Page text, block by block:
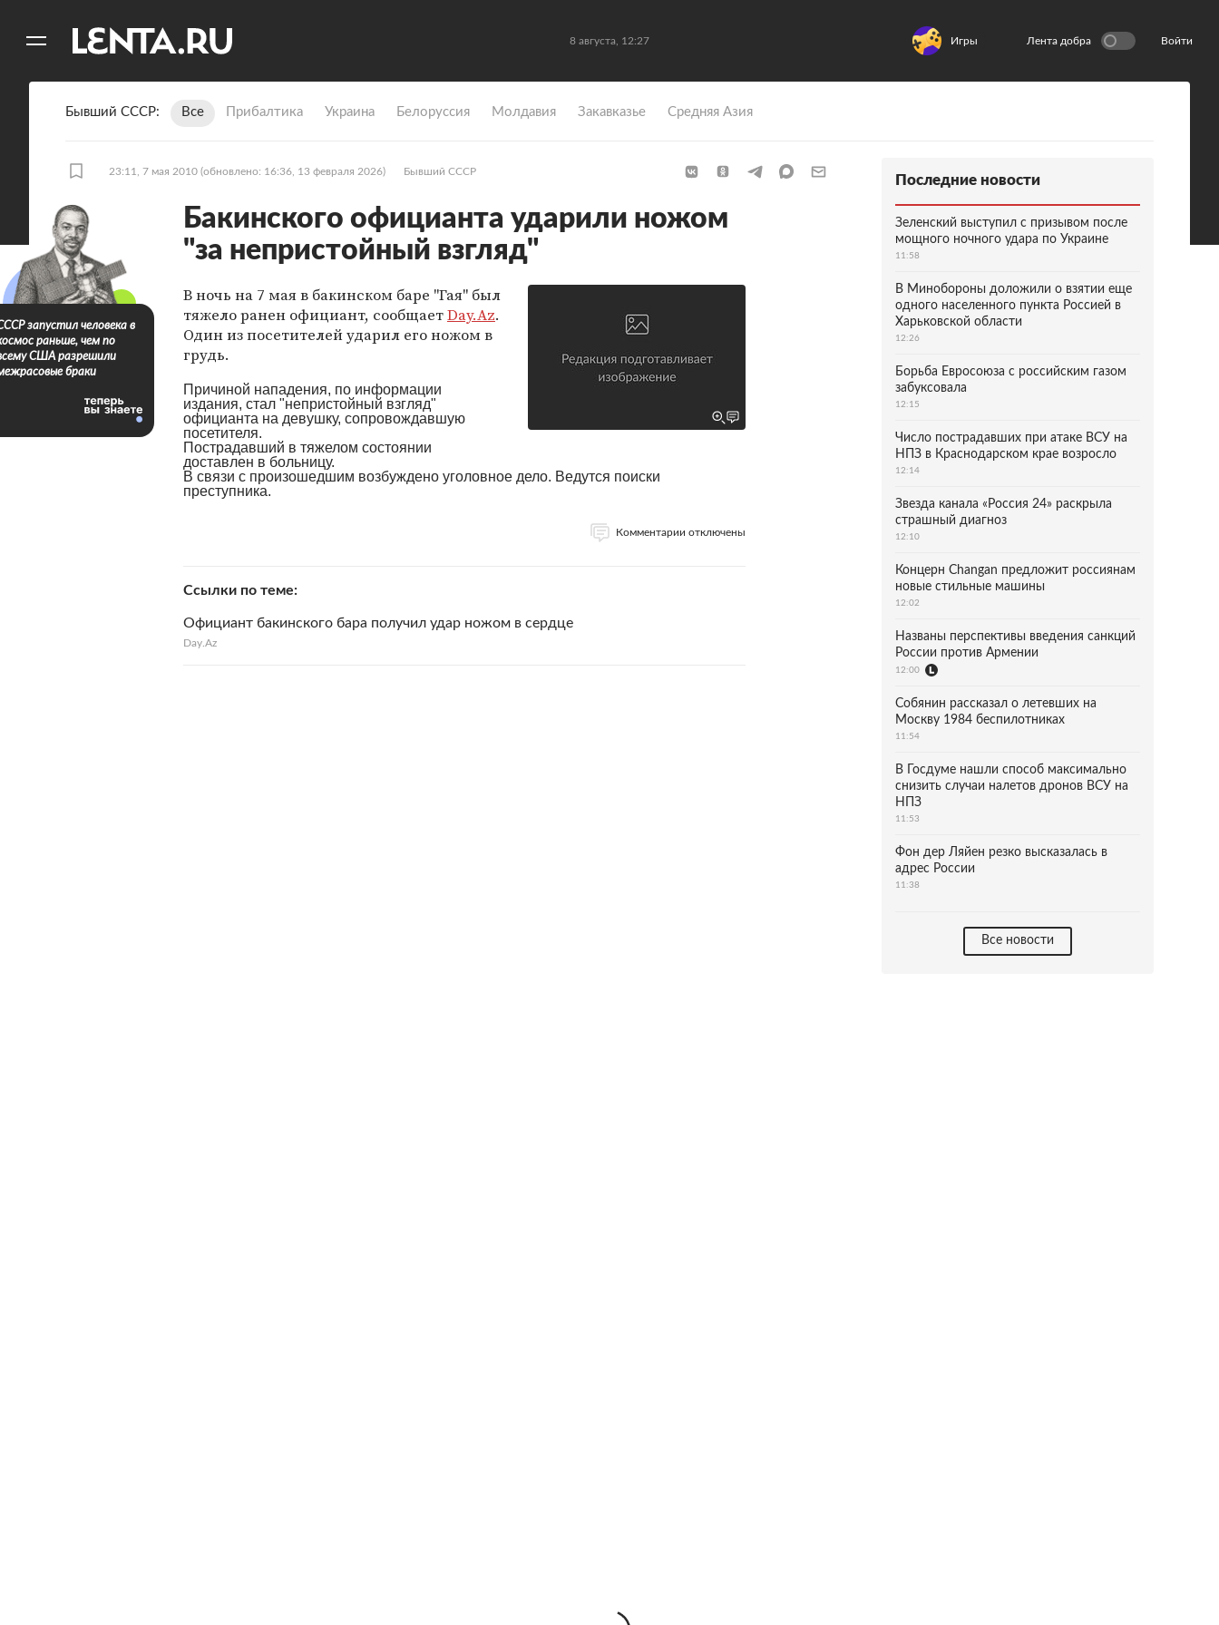
8 августа, 12:27 Игры Лента добра Войти
Бывший СССР Все Прибалтика Украина Белоруссия Молдавия Закавказье Средняя Азия
23:11, 7 мая 2010 (обновлено: 16:36, 13 февраля 2026) Бывший СССР
Бакинского официанта ударили ножом
"за непристойный взгляд"
В ночь на 7 мая в бакинском баре "Гая" был
тяжело ранен официант, сообщаетDay.Az.
Один из посетителей ударил его ножом в
грудь.
Причиной нападения, по информации
издания, стал "непристойный взгляд"
официанта на девушку, сопровождавшую
посетителя.
Пострадавший в тяжелом состоянии
доставлен в больницу.
В связи с произошедшим возбуждено уголовное дело. Ведутся поиски
преступника.
Комментарии отключены
Ссылки по теме
Официант бакинского бара получил удар ножом в сердце
Day.Az
запустил человека в
раньше, чем по
США разрешили
браки
Последние новости
Зеленский выступил с призывом после
мощного ночного удара по Украине
11:58
В Минобороны доложили о взятии еще
одного населенного пункта Россией в
Харьковской области
12:26
Борьба Евросоюза с российским газом
забуксовала
12:15
Число пострадавших при атаке ВСУ на
НПЗ в Краснодарском крае возросло
12:14
Звезда канала «Россия 24» раскрыла
страшный диагноз
12:10
Концерн Changan предложит россиянам
новые стильные машины
12:02
Названы перспективы введения санкций
России против Армении
12:00
Собянин рассказал о летевших на
Москву 1984 беспилотниках
11:54
В Госдуме нашли способ максимально
снизить случаи налетов дронов ВСУ на
НПЗ
11:53
Фон дер Ляйен резко высказалась в
адрес России
11:38
Все новости